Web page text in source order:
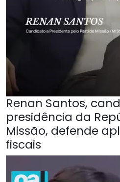
Renan Santos,
presidência da
Missão, defende
fiscais